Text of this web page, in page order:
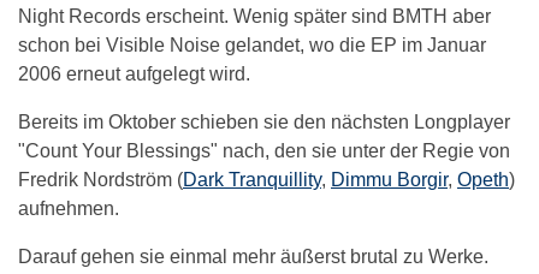
Night Records erscheint. Wenig später sind BMTH aber
schon bei Visible Noise gelandet, wo die EP im Januar
2006 erneut aufgelegt wird.
Bereits im Oktober schieben sie den nächsten Longplayer
"Count Your Blessings" nach, den sie unter der Regie von
Fredrik Nordström (Dark Tranquillity, Dimmu Borgir, Opeth)
aufnehmen.
Darauf gehen sie einmal mehr äußerst brutal zu Werke.